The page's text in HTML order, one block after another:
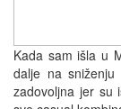
Kada sam išla u
dalje na
zadovoljna jer su